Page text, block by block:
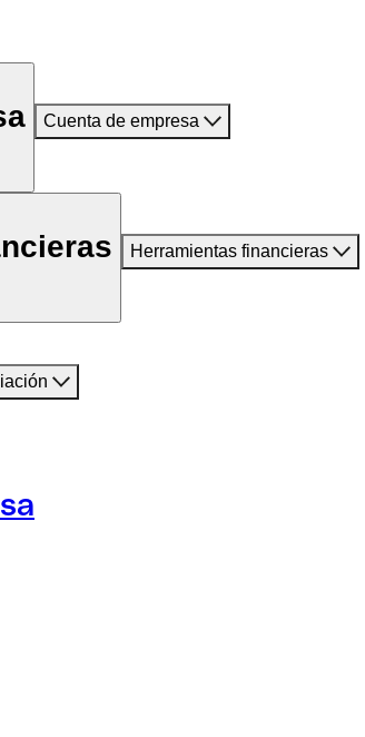
Cuenta de empresa
Herramientas financieras